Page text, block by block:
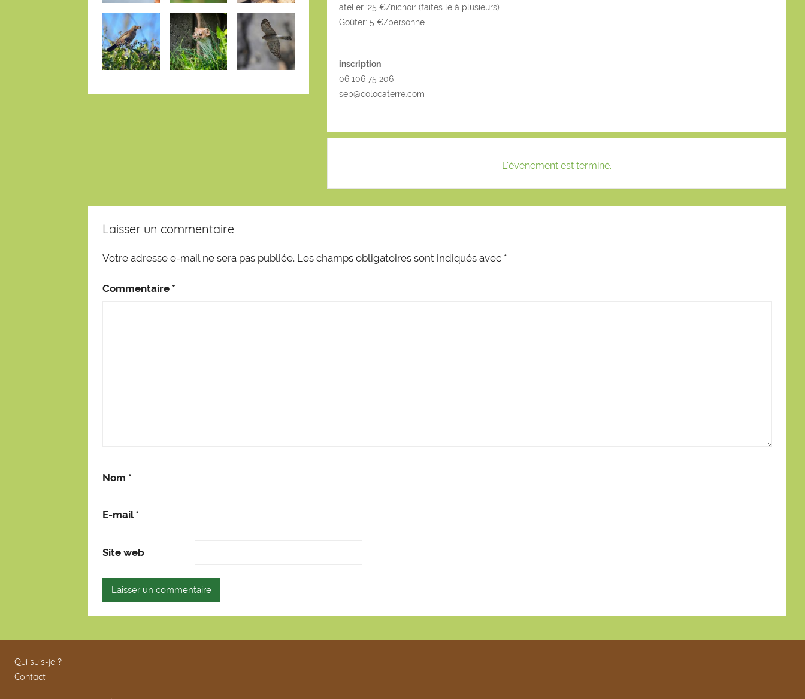
atelier :25 €/nichoir (faites le à plusieurs)
Goûter: 5 €/personne
inscription
06 106 75 206
seb@colocaterre.com
L'événement est terminé.
Laisser un commentaire
Votre adresse e-mail ne sera pas publiée. Les champs obligatoires sont indiqués avec *
Commentaire *
Nom *
E-mail*
Site web
Qui suis-je ?
Contact